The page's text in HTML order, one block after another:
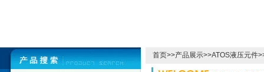
首页>>产品展示>>ATOS液压元件